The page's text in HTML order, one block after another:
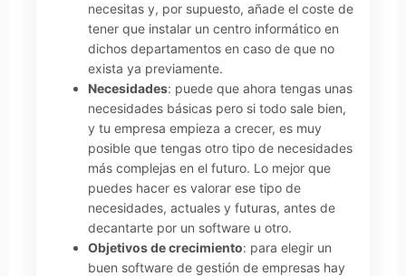
necesitas y, por supuesto, añade el coste de
tener que instalar un centro informático en
dichos departamentos en caso de que no
exista ya previamente.
Necesidades: puede que ahora tengas unas
necesidades básicas pero si todo sale bien,
y tu empresa empieza a crecer, es muy
posible que tengas otro tipo de necesidades
más complejas en el futuro. Lo mejor que
puedes hacer es valorar ese tipo de
necesidades, actuales y futuras, antes de
decantarte por un software u otro.
Objetivos de crecimiento: para elegir un
buen software de gestión de empresas hay